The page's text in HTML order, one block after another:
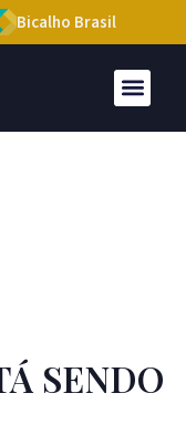
Bicalho Brasil
SENDO